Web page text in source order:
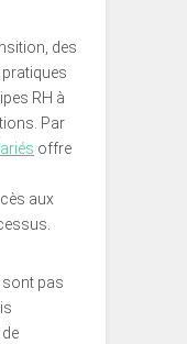
des
RH à
Par
offre
aux
sont pas